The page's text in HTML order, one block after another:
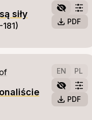
PDF
siły
181)
EN PL
PDF